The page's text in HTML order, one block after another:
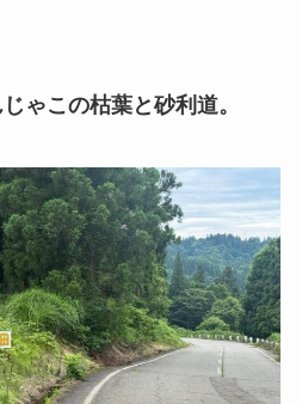
ゃこの枯葉と砂利道。